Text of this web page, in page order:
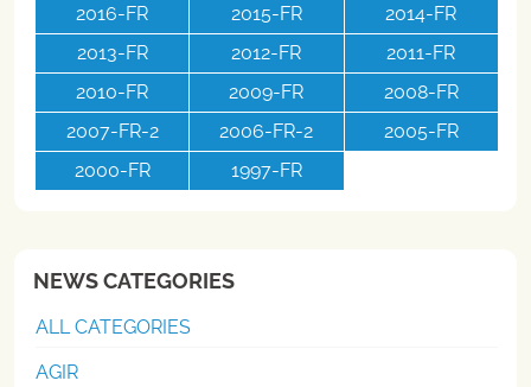
2016-FR
2015-FR
2014-FR
2013-FR
2012-FR
2011-FR
2010-FR
2009-FR
2008-FR
2007-FR-2
2006-FR-2
2005-FR
2000-FR
1997-FR
NEWS CATEGORIES
ALL CATEGORIES
AGIR